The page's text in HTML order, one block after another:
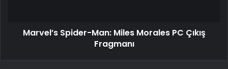
Marvel’s Spider-Man: Miles Morales PC Çıkış
Fragmanı